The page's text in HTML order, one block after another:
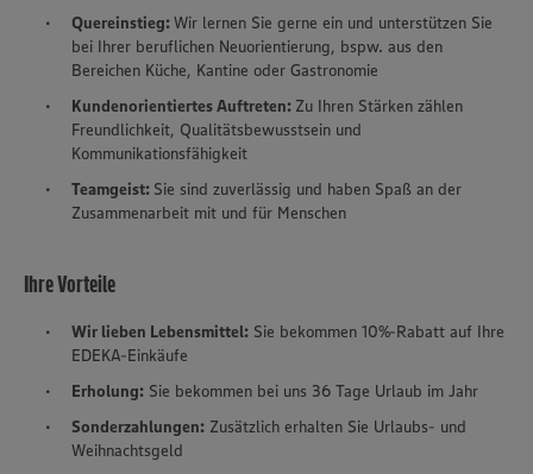
Quereinstieg:Wir lernen Sie gerne ein und unterstützen Sie
bei Ihrer beruflichen Neuorientierung, bspw. aus den
Bereichen Küche, Kantine oder Gastronomie
Kundenorientiertes Auftreten: Zu Ihren Stärken zählen
Freundlichkeit, Qualitätsbewusstsein und
Kommunikationsfähigkeit
Teamgeist: Sie sind zuverlässig und haben Spaß an der
Zusammenarbeit mit und für Menschen
Ihre Vorteile
Wir lieben Lebensmittel: Sie bekommen 10%-Rabatt auf Ihre
EDEKA-Einkäufe
Erholung: Sie bekommen bei uns 36 Tage Urlaub im Jahr
Sonderzahlungen: Zusätzlich erhalten Sie Urlaubs- und
Weihnachtsgeld